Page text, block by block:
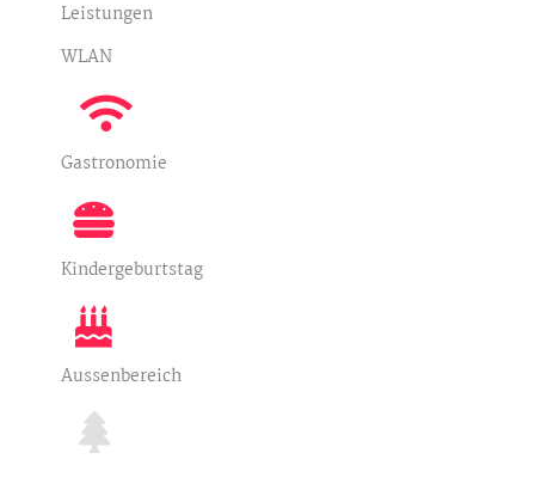
Leistungen
WLAN
Gastronomie
Kindergeburtstag
Aussenbereich